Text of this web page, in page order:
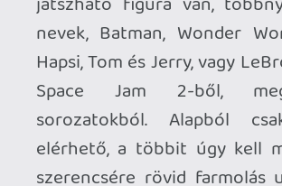
számítanak. A netkód egész jó, többnyire
nem volt gondom vele, simán futott, egy-
két esetben lagolt csak. A trófeák itt is
tetszetősek, sikerült egy viszonylag
változatos listát összehozni, és
szerencsére nincs lehetetlen feladat
sem, inkább csak picit farmolós a téma
(500 party-meccs, 300 győzelem). A többi